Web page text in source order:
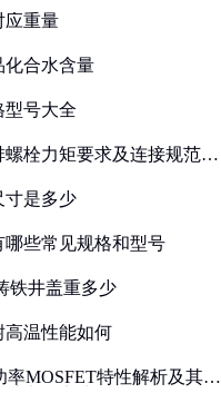
应重量
化合水含量
型号大全
螺栓力矩要求及连接规范详
寸是多少
哪些常见规格和型号
铁井盖重多少
高温性能如何
率MOSFET特性解析及其在